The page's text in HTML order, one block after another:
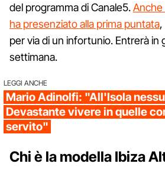
del programma di Canale5.Anche
ha presenziato alla prima puntata
per via di un infortunio. Entrerà in
settimana.
LEGGI ANCHE
Mario Adinolfi: "All'Isola
Devastante vivere in quelle
servito"
Chi è la modella Ibiza